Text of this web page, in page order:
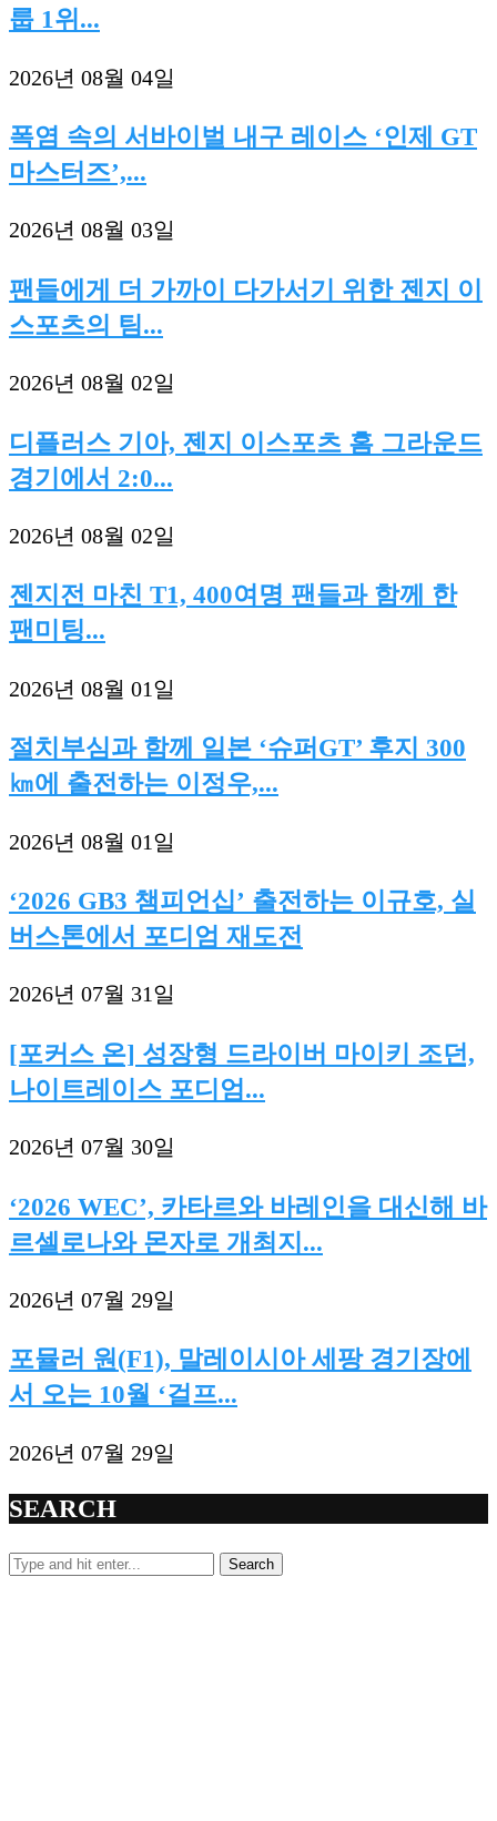
룹 1위...
2026년 08월 04일
폭염 속의 서바이벌 내구 레이스 ‘인제 GT
마스터즈’,...
2026년 08월 03일
팬들에게 더 가까이 다가서기 위한 젠지 이
스포츠의 팀...
2026년 08월 02일
디플러스 기아, 젠지 이스포츠 홈 그라운드
경기에서 2:0...
2026년 08월 02일
젠지전 마친 T1, 400여명 팬들과 함께 한
팬미팅...
2026년 08월 01일
절치부심과 함께 일본 ‘슈퍼GT’ 후지 300
㎞에 출전하는 이정우,...
2026년 08월 01일
‘2026 GB3 챔피언십’ 출전하는 이규호, 실
버스톤에서 포디엄 재도전
2026년 07월 31일
[포커스 온] 성장형 드라이버 마이키 조던,
나이트레이스 포디엄...
2026년 07월 30일
‘2026 WEC’, 카타르와 바레인을 대신해 바
르셀로나와 몬자로 개최지...
2026년 07월 29일
포뮬러 원(F1), 말레이시아 세팡 경기장에
서 오는 10월 ‘걸프...
2026년 07월 29일
SEARCH
Search